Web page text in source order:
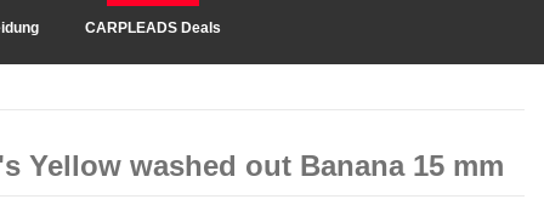
CARPLEADS Deals
Yellow washed out Banana 15 mm